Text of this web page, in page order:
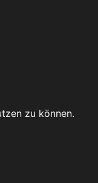
zu können.